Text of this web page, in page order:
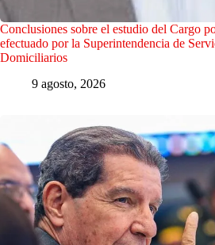
Conclusiones sobre el estudio del Cargo
efectuado por la Superintendencia de
Domiciliarios
9 agosto, 2026